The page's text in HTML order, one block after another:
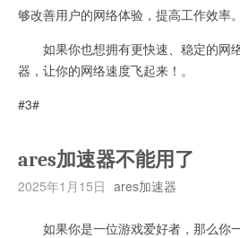
够改善用户的网络体验，提高工作效率。
如果你也想拥有更快速、稳定的网
器，让你的网络速度飞起来！。
#3#
ares加速器不能用了
2025年1月15日 ares加速器
如果你是一位游戏爱好者，那么你